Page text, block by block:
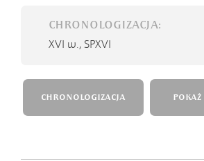
CHRONOLOGIZACJA:
XVI w., SPXVI
CHRONOLOGIZACJA POKAŻ